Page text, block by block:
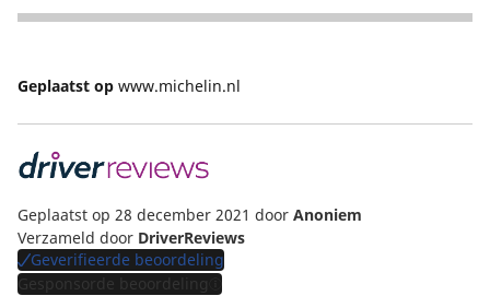
5
Geplaatst op www.michelin.nl
Geplaatst op 28 december 2021 door Anoniem
Verzameld door DriverReviews
Geverifieerde beoordeling
Gesponsorde beoordeling